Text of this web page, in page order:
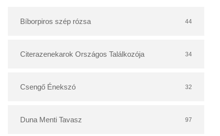
á
r
Bíborpiros szép rózsa 44
Citerazenekarok Országos Találkozója 34
Csengő Énekszó 32
Duna Menti Tavasz 97